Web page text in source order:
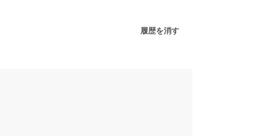
履歴を消す